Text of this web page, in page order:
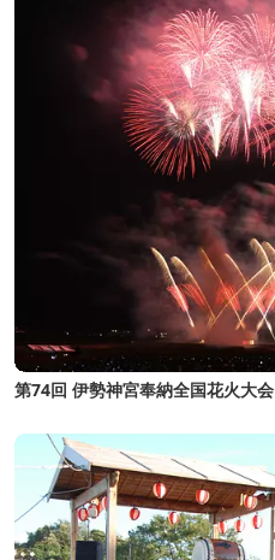
第74回 伊勢神宮奉納全国花火大会